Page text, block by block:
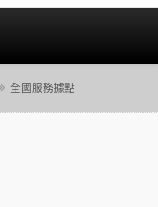
全國服務據點